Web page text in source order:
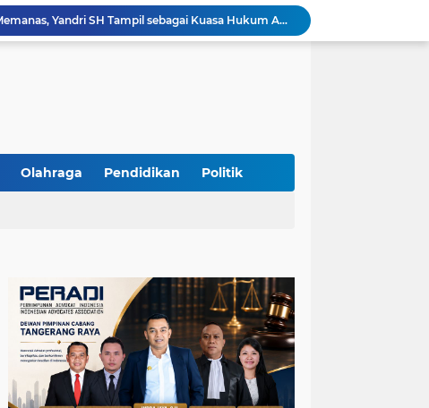
Yandri SH Pimpin Perjuangan Hukum APDESI di Sidang PSN PIK 2, Soroti Kepastian Hukum
Yandri SH Resmi Kawal APDESI dalam Sidang Gugatan PSN PIK 2 di Pengadilan Negeri Jakarta Pusat
Yandri SH Kawal APDESI di Gugatan PSN PIK 2, Tegaskan Komitmen pada Supremasi Hukum
Olahraga Pendidikan Politik